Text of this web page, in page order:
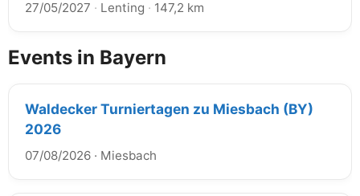
27/05/2027 · Lenting · 147,2 km
Events in Bayern
Waldecker Turniertagen zu Miesbach (BY)
2026
07/08/2026 · Miesbach